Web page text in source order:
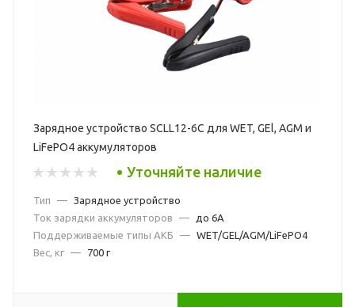
Зарядное устройство SCLL12-6C для WET, GEl, AGM и
LiFePO4 аккумуляторов
Уточняйте наличие
Тип — Зарядное устройство
Ток зарядки аккумуляторов
—
до 6А
Поддерживаемые типы АКБ
— WET/GEL/AGM/LiFePO4
Вес, кг — 700 г